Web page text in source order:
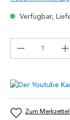
Verfügbar,
Zum